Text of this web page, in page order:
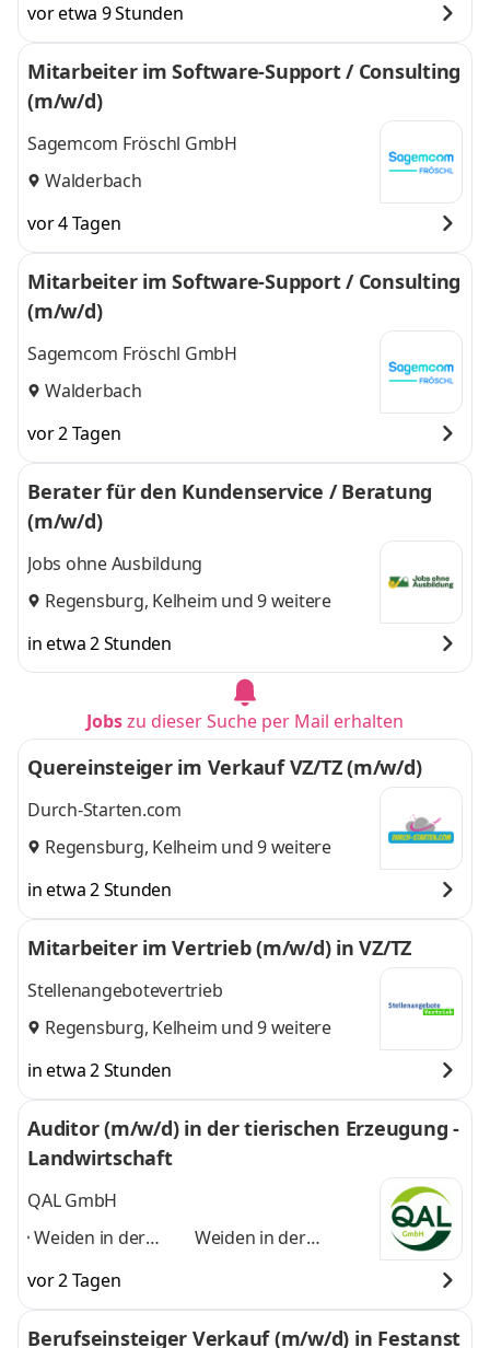
vor etwa 9 Stunden
Mitarbeiter im Software-Support / Consulting
(m/w/d)
Sagemcom Fröschl GmbH
Walderbach
vor 4 Tagen
Mitarbeiter im Software-Support / Consulting
(m/w/d)
Sagemcom Fröschl GmbH
Walderbach
vor 2 Tagen
Berater für den Kundenservice / Beratung
(m/w/d)
Jobs ohne Ausbildung
Regensburg, Kelheim und 9 weitere
in etwa 2 Stunden
Jobszu dieser Suche per Mail erhalten
Quereinsteiger im Verkauf VZ/TZ (m/w/d)
Durch-Starten.com
Regensburg, Kelheim und 9 weitere
in etwa 2 Stunden
Mitarbeiter im Vertrieb (m/w/d) in VZ/TZ
Stellenangebotevertrieb
Regensburg, Kelheim und 9 weitere
in etwa 2 Stunden
Auditor (m/w/d) in der tierischen Erzeugung -
Landwirtschaft
QAL GmbH
Weiden in der
Schwandorf,
Neumarkt in der
Oberpfalz,
Weiden in der
Neumarkt in der
Oberpfalz,
vor 2 Tagen
Berufseinsteiger Verkauf (m/w/d) in Festanst